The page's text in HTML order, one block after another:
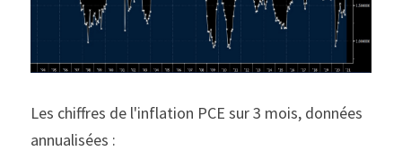
Les chiffres de l'inflation PCE sur 3 mois, données
annualisées :